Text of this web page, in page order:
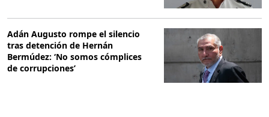
Adán Augusto rompe el silencio
tras detención de Hernán
Bermúdez: ‘No somos cómplices
de corrupciones’